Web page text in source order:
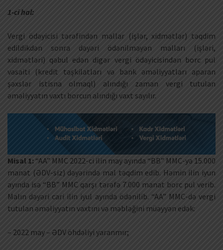
1-ci hal:
Vergi ödəyicisi tərəfindən mallar (işlər, xidmətlər) təqdim
edildikdən sonra dəyəri ödənilməyən malları (işləri,
xidmətləri) qəbul edən digər vergi ödəyicisindən borc pul
vəsaiti (kredit təşkilatları və bank əməliyyatları aparan
şəxslər istisna olmaql) alındığı zaman vergi tutulan
əməliyyatın vaxtı borcun alındığı vaxt sayılır.
Misal 1: “AA” MMC 2022-ci ilin may ayında “BB” MMC-yə 15.000
manat (ƏDV-siz) dəyərində mal təqdim edib. Həmin ilin iyun
ayında isə “BB” MMC qarşı tərəfə 7.000 manat borc pul verib.
Malın dəyəri cari ilin iyul ayında ödənilib. “AA” MMC-də vergi
tutulan əməliyyatın vaxtını və məbləğini müəyyən edək:
– 2022 may – ƏDV öhdəliyi yaranmır;